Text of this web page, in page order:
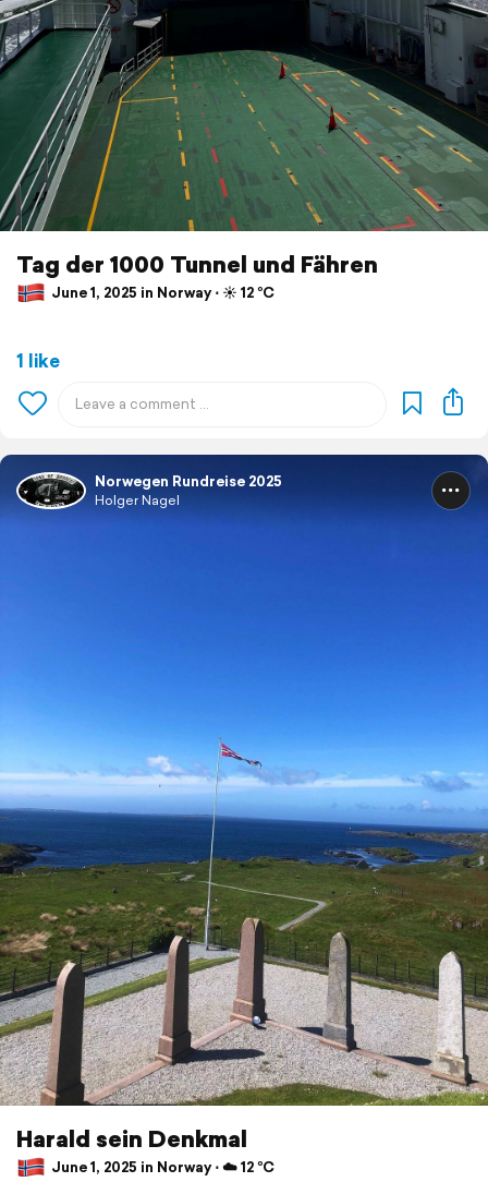
Tag der 1000 Tunnel und Fähren
June 1, 2025 in Norway ⋅ ☀️ 12 °C
1 like
Norwegen Rundreise 2025
Holger Nagel
Harald sein Denkmal
June 1, 2025 in Norway ⋅ ☁️ 12 °C